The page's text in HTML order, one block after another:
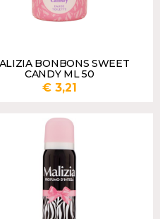
BONBONS SWEET
CANDY ML 50
€ 3,21